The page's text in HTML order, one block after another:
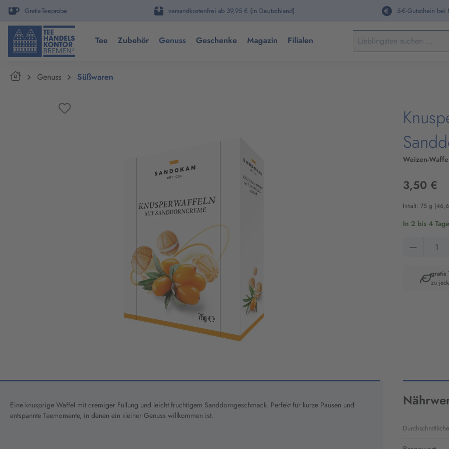
Zur Hauptnavigation springen
Gratis-Teeprobe versandkostenfrei ab 39,95 € (in Deutschland) 5-€-Gutschein bei
Tee Zubehör Genuss Geschenke Magazin Filialen Keine Suchergebnisse
HomeGenuss Süßwaren
Bildergalerie überspringen
Weizen-
3,50 €
Inhalt: 75 g
In 2 bis 4
gratis
zu
Eine knusprige Waffel mit cremiger Füllung und leicht fruchtigem Sanddorngeschmack. Perfekt für kurze Pausen und
entspannte Teemomente, in denen ein kleiner Genuss willkommen ist.